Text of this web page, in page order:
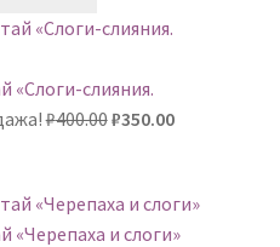
«Слоги-слияния.
₽400.00Первоначальная
₽400.00.
₽350.00Текущая
«Черепаха и слоги»